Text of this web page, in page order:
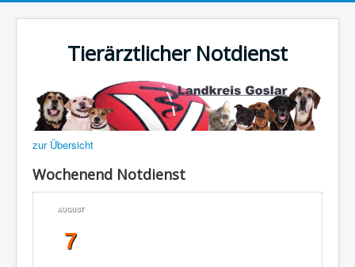
Tierärztlicher Notdienst
zur Übersicht
Wochenend Notdienst
AUGUST
7